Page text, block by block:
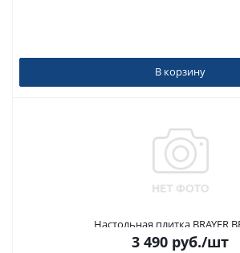
В корзину
Настольная плитка BRAYER
3 490 руб./шт